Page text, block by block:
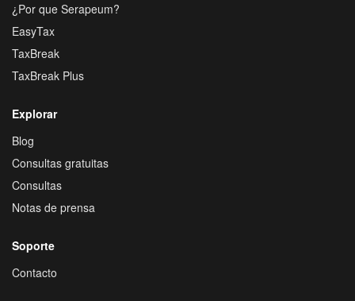
¿Por que Serapeum?
EasyTax
TaxBreak
TaxBreak Plus
Explorar
Blog
Consultas gratuitas
Consultas
Notas de prensa
Soporte
Contacto